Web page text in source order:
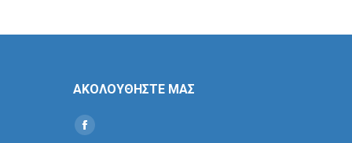
ΑΚΟΛΟΥΘΗΣΤΕ ΜΑΣ
Find us on:
Social